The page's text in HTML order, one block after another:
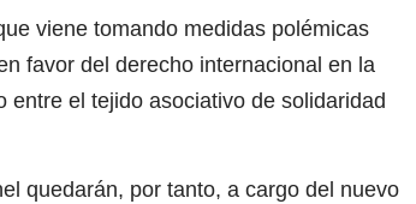
viene tomando medidas polémicas
favor del derecho internacional en la
el tejido asociativo de solidaridad
quedarán, por tanto, a cargo del nuevo